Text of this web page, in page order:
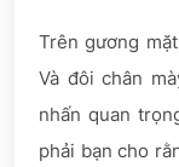
Trên gương
Và đôi chân
nhấn quan
phải bạn cho